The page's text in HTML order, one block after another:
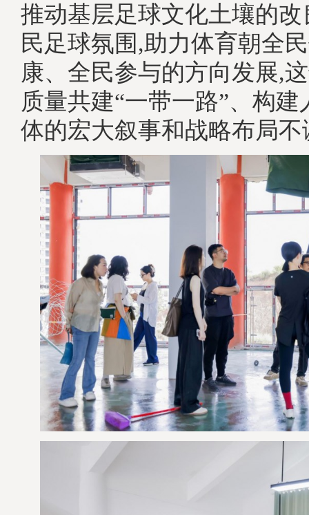
推动基层足球文化土壤的
民足球氛围,助力体育朝全
康、全民参与的方向发展,
质量共建“一带一路”、构
体的宏大叙事和战略布局不